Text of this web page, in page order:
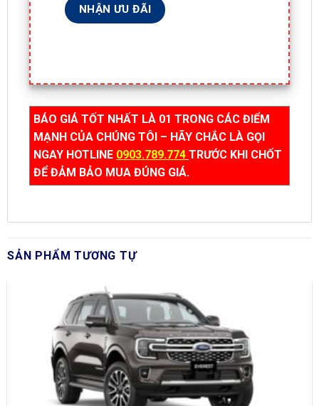
BÁO GIÁ TỐT NHẤT LÀ 01 TRONG CÁC ĐIỂM
MẠNH CỦA CHÚNG TÔI – HÃY CHẮC LÀ GỌI
NGAY HOTLINE 0903.789.774 TRƯỚC KHI CHỐT
ĐỂ ĐẢM BẢO MUA ĐÚNG GIÁ.
SẢN PHẨM TƯƠNG TỰ